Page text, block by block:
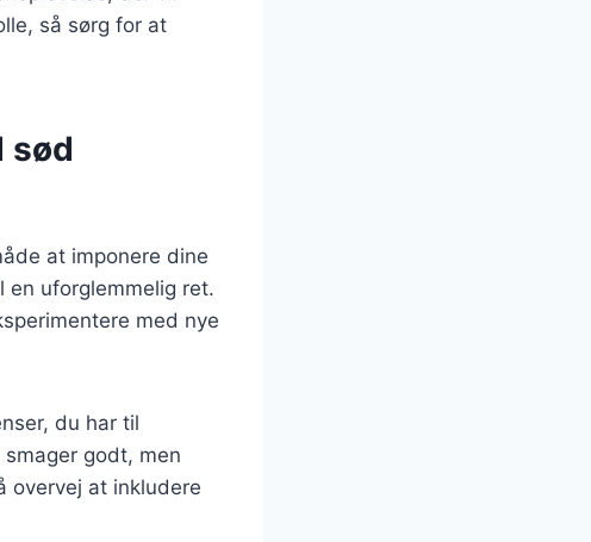
så sørg for at
sød
at imponere dine
uforglemmelig ret.
med nye
du har til
godt, men
overvej at inkludere